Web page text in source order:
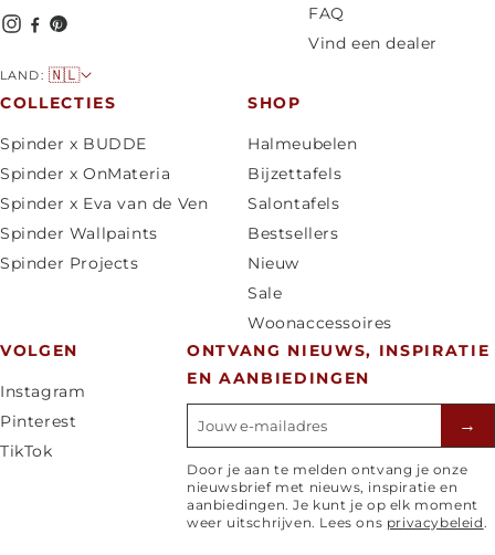
LAND: L
a
/
r
e
g
🇳🇱
FAQ
Vind een dealer
COLLECTIES
Spinder x BUDDE
Spinder x OnMateria
Spinder x Eva van de Ven
Spinder Wallpaints
Spinder Projects
SHOP
Halmeubelen
Bijzettafels
Salontafels
Bestsellers
Nieuw
Sale
Woonaccessoires
VOLGEN
Instagram
Pinterest
TikTok
ONTVANG NIEUWS, INSPIRATIE
EN AANBIEDINGEN
E-mailadres →
Door je aan te melden ontvang je onze
nieuwsbrief met nieuws, inspiratie en
aanbiedingen. Je kunt je op elk moment
weer uitschrijven. Lees ons privacybeleid.